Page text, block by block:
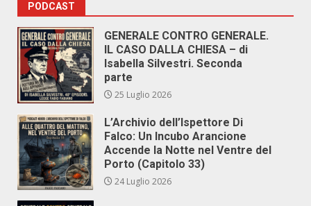
PODCAST
GENERALE CONTRO GENERALE.
IL CASO DALLA CHIESA – di
Isabella Silvestri. Seconda
parte
25 Luglio 2026
L’Archivio dell’Ispettore Di
Falco: Un Incubo Arancione
Accende la Notte nel Ventre del
Porto (Capitolo 33)
24 Luglio 2026